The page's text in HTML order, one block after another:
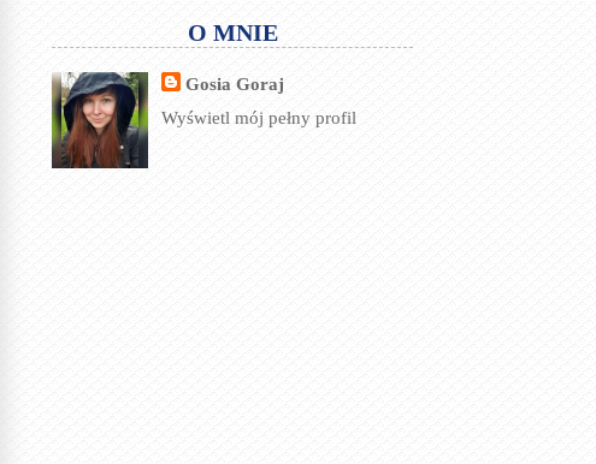
O MNIE
Gosia Goraj
Wyświetl mój pełny profil